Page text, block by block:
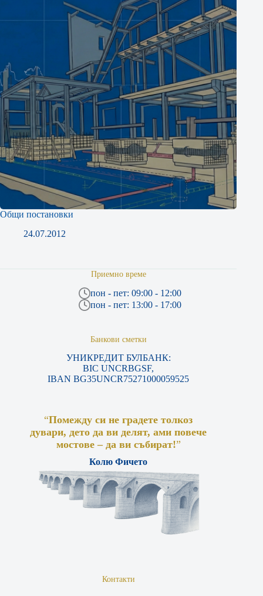
Общи постановки
24.07.2012
Приемно време
пон - пет: 09:00 - 12:00
пон - пет: 13:00 - 17:00
Банкови сметки
УНИКРЕДИТ БУЛБАНК:
BIC UNCRBGSF,
IBAN BG35UNCR75271000059525
“Помежду си не градете толкоз
дувари, дето да ви делят, ами повече
мостове – да ви събират!”
Колю Фичето
Контакти